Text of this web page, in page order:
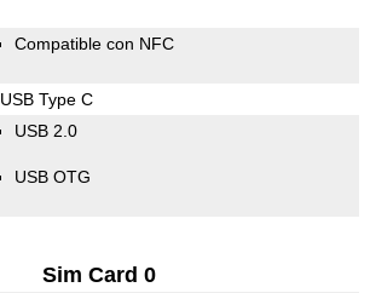
Compatible con NFC
USB Type C
USB 2.0
USB OTG
Sim Card 0